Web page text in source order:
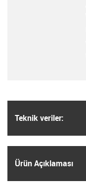
Teknik veriler:
Ürün Açıklaması